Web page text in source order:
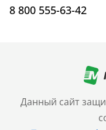
Данный сайт
8 800 555-63-42
+7 (499) 705-30-
Санкт-Петербург
+7 (812) 600-77-